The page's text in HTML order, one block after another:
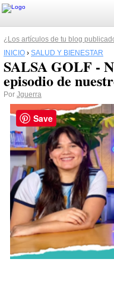
¿Los artículos de tu blog
INICIO › SALUD Y BIENESTAR
SALSA GOLF -
episodio de
Por Jguerra
Save